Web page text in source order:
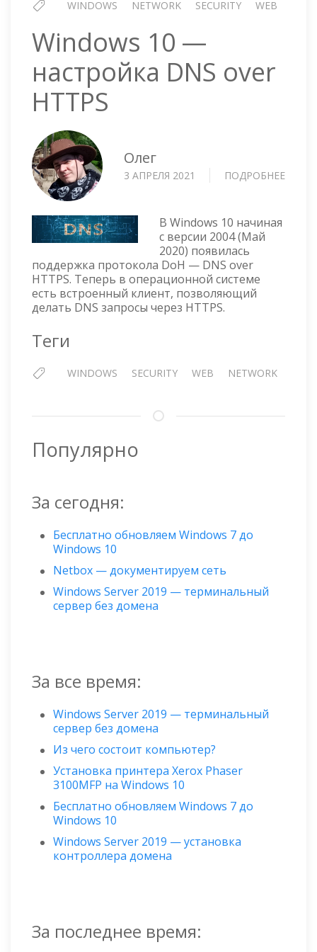
WINDOWS NETWORK SECURITY WEB
Windows 10 —
настройка DNS over
HTTPS
Олег
3 АПРЕЛЯ 2021 ПОДРОБНЕЕ
В Windows 10 начиная
с версии 2004 (Май
2020) появилась
поддержка протокола DoH — DNS over
HTTPS. Теперь в операционной системе
есть встроенный клиент, позволяющий
делать DNS запросы через HTTPS.
Теги
WINDOWS SECURITY WEB NETWORK
Популярно
За сегодня:
Бесплатно обновляем Windows 7 до
Windows 10
Netbox — документируем сеть
Windows Server 2019 — терминальный
сервер без домена
За все время:
Windows Server 2019 — терминальный
сервер без домена
Из чего состоит компьютер?
Установка принтера Xerox Phaser
3100MFP на Windows 10
Бесплатно обновляем Windows 7 до
Windows 10
Windows Server 2019 — установка
контроллера домена
За последнее время: